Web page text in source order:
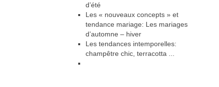
d’été
Les « nouveaux concepts » et
tendance mariage: Les mariages
d’automne – hiver
Les tendances intemporelles:
champêtre chic, terracotta ...